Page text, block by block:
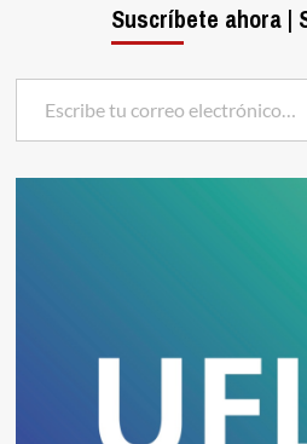
Suscríbete ahora |
Escribe tu correo electrónico…